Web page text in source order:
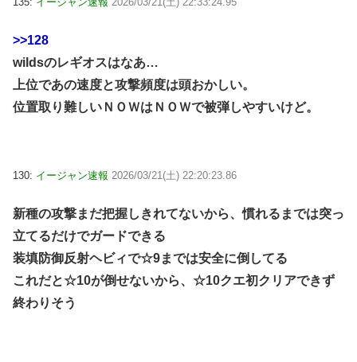
>>128
wildsのレギオスはなあ…
上位であの速度と攻撃頻度は頭おかしい。
位置取り難しいＮＯＷはＮＯＷで被弾しやすいけど。
130: イージャン速報 2026/03/21(土) 22:20:23.86
新種の攻撃まだ把握しきれてないから、慣れるまでは突っ
立てるだけでガードできる
装填防御反射ヘビィで☆9までは安全に倒してる
これだと☆10が倒せないから、☆10クエ初クリアできず
終わりそう